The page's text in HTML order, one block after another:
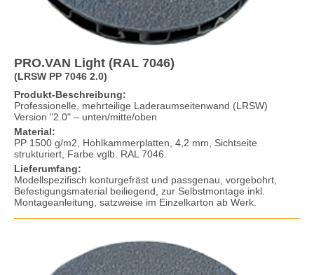
PRO.VAN Light (RAL 7046)
(LRSW PP 7046 2.0)
Produkt-Beschreibung:
Professionelle, mehrteilige Laderaumseitenwand (LRSW)
Version "2.0" – unten/mitte/oben
Material:
PP 1500 g/m2, Hohlkammerplatten, 4,2 mm, Sichtseite
strukturiert, Farbe vglb. RAL 7046.
Lieferumfang:
Modellspezifisch konturgefräst und passgenau, vorgebohrt,
Befestigungsmaterial beiliegend, zur Selbstmontage inkl.
Montageanleitung, satzweise im Einzelkarton ab Werk.